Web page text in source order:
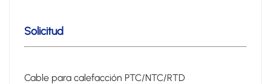
Solicitud
Cable para calefacción PTC/NTC/RTD